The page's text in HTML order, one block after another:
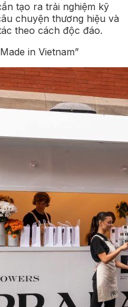
tạo ra trải nghiệm kỹ
chuyện thương hiệu và
theo cách độc đáo.
in Vietnam”